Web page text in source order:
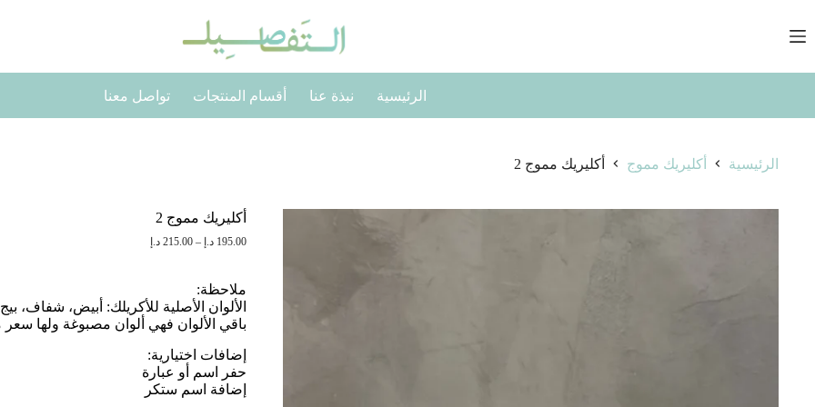
المحتوى
الرئيسية نبذة عنا أقسام المنتجات تواصل معنا
الرئيسية أكليريك مموج أكليريك مموج 2
أكليريك مموج 2
195.00 د.إ –
215.00 د.إنطاق
خلال
⁦215.00 د.إ⁩
ملاحظة:
الألوان الأصلية للأكريلك: أبيض، شفاف،
باقي الألوان فهي ألوان مصبوغة ولها
إضافات اختيارية:
حفر اسم أو عبارة
إضافة اسم ستكر